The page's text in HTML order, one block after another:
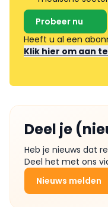
Probeer nu
Heeft u al een
Klik hier om aan
Deel je
Heb je nieuws dat
Deel het met ons
Nieuws melden